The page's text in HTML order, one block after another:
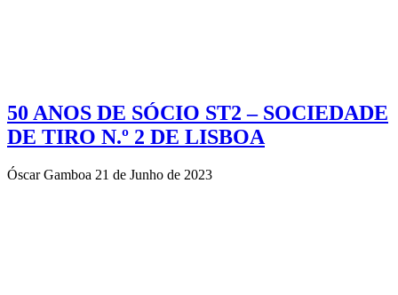
50 ANOS DE SÓCIO ST2 – SOCIEDADE
DE TIRO N.º 2 DE LISBOA
Óscar Gamboa 21 de Junho de 2023